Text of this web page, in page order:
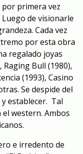
primera vez
Luego de visionarle
Cada vez
por esta obra
regalado joyas
Bull (1980),
(1993), Casino
Se despide del
establecer. Tal
el western. Ambos
e irredento de